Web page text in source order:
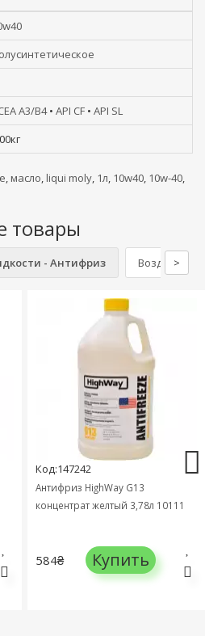
A3/B4• API CF • API SL
, масло, liqui moly, 1л, 10w40, 10w-40,
товары
- Антифриз Воздушные
>
Код:147242
Антифриз HighWay G13
концентрат желтый 3,78л 10111
584₴ Купить